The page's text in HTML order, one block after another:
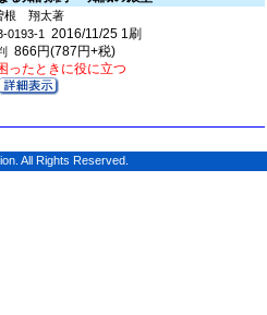
根 翔太著
0193-1 2016/11/25 1刷
866円(787円+税)
ったときに役に立つ
All Rights Reserved.